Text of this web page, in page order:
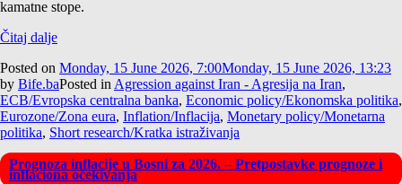
kamatne stope.
Čitaj dalje
Posted on Monday, 15 June 2026, 7:00Monday, 15 June 2026, 13:23
by Bife.baPosted in Agression against Iran - Agresija na Iran,
ECB/Evropska centralna banka, Economic policy/Ekonomska politika,
Eurozone/Zona eura, Inflation/Inflacija, Monetary policy/Monetarna
politika, Short research/Kratka istraživanja
Prognoza inflacije u Bosni za 2026. – Pretpostavke prognoze i
inflaciona očekivanja